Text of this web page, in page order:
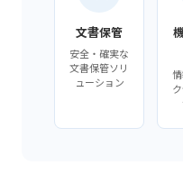
文書保管
安全・確実な
文書保管ソリ
ューション